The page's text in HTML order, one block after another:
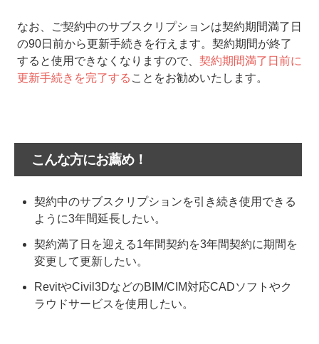
なお、ご契約中のサブスクリプションは契約期間満了日
の90日前から更新手続きを行えます。契約期間が終了
すると使用できなくなりますので、 契約期間満了日前に
更新手続きを完了する ことをお勧めいたします。
こんな方にお薦め！
契約中のサブスクリプションを引き続き使用できる
ように3年間延長したい。
契約満了日を迎える1年間契約を3年間契約に期間を
変更して更新したい。
RevitやCivil3DなどのBIM/CIM対応CADソフトやク
ラウドサービスを使用したい。